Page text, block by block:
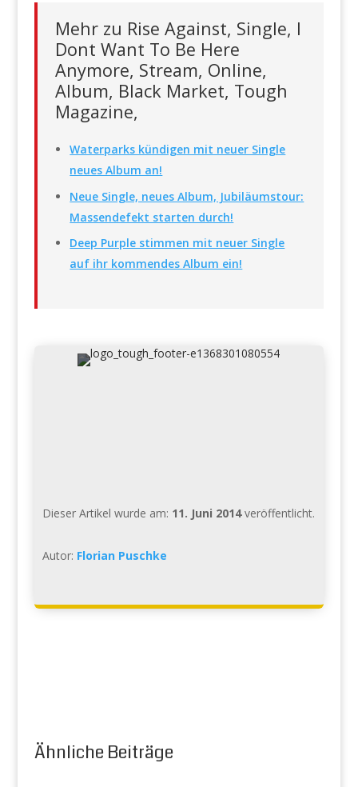
Mehr zu Rise Against, Single, I
Dont Want To Be Here
Anymore, Stream, Online,
Album, Black Market, Tough
Magazine,
Waterparks kündigen mit neuer Single
neues Album an!
Neue Single, neues Album, Jubiläumstour:
Massendefekt starten durch!
Deep Purple stimmen mit neuer Single
auf ihr kommendes Album ein!
Dieser Artikel wurde am: 11. Juni 2014veröffentlicht.
Autor: Florian Puschke
Ähnliche Beiträge